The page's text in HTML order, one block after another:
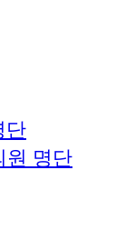
단
원 명단